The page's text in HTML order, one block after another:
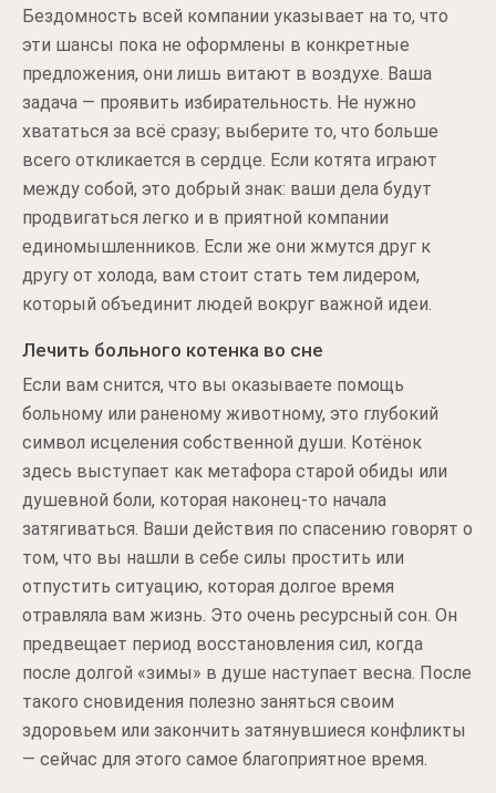
Бездомность всей компании указывает на то, что
эти шансы пока не оформлены в конкретные
предложения, они лишь витают в воздухе. Ваша
задача — проявить избирательность. Не нужно
хвататься за всё сразу; выберите то, что больше
всего откликается в сердце. Если котята играют
между собой, это добрый знак: ваши дела будут
продвигаться легко и в приятной компании
единомышленников. Если же они жмутся друг к
другу от холода, вам стоит стать тем лидером,
который объединит людей вокруг важной идеи.
Лечить больного котенка во сне
Если вам снится, что вы оказываете помощь
больному или раненому животному, это глубокий
символ исцеления собственной души. Котёнок
здесь выступает как метафора старой обиды или
душевной боли, которая наконец-то начала
затягиваться. Ваши действия по спасению говорят о
том, что вы нашли в себе силы простить или
отпустить ситуацию, которая долгое время
отравляла вам жизнь. Это очень ресурсный сон. Он
предвещает период восстановления сил, когда
после долгой «зимы» в душе наступает весна. После
такого сновидения полезно заняться своим
здоровьем или закончить затянувшиеся конфликты
— сейчас для этого самое благоприятное время.